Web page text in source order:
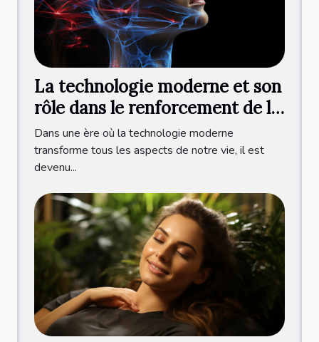
La technologie moderne et son
rôle dans le renforcement de la
mâchoire
Dans une ère où la technologie moderne
transforme tous les aspects de notre vie, il est
devenu...